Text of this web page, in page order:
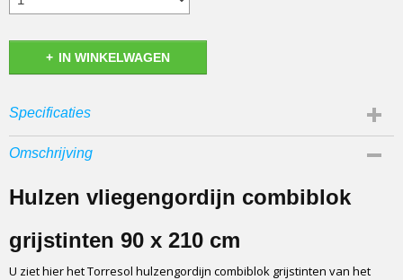
IN WINKELWAGEN
Specificaties
Afmetingen (l,b,h)
Omschrijving
Hulzen vliegengordijn combiblok
grijstinten 90 x 210 cm
U ziet hier het Torresol hulzengordijn combiblok grijstinten van het